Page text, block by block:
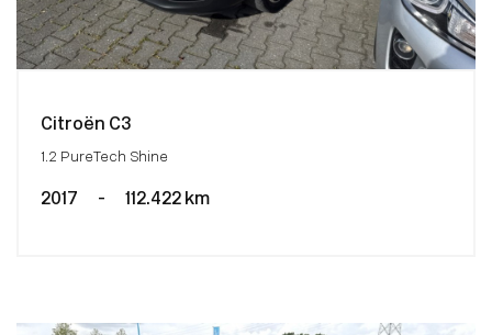
Citroën C3
1.2 PureTech Shine
2017 - 112.422 km